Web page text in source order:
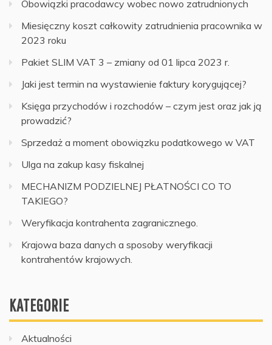
Obowiązki pracodawcy wobec nowo zatrudnionych
Miesięczny koszt całkowity zatrudnienia pracownika w
2023 roku
Pakiet SLIM VAT 3 – zmiany od 01 lipca 2023 r.
Jaki jest termin na wystawienie faktury korygującej?
Księga przychodów i rozchodów – czym jest oraz jak ją
prowadzić?
Sprzedaż a moment obowiązku podatkowego w VAT
Ulga na zakup kasy fiskalnej
MECHANIZM PODZIELNEJ PŁATNOŚCI CO TO
TAKIEGO?
Weryfikacja kontrahenta zagranicznego.
Krajowa baza danych a sposoby weryfikacji
kontrahentów krajowych.
KATEGORIE
Aktualności